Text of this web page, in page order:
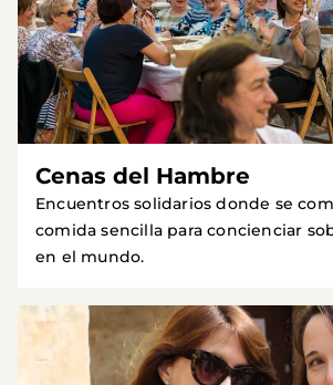
Cenas del Hambre
Encuentros solidarios donde se
comida sencilla para concienciar
en el mundo.